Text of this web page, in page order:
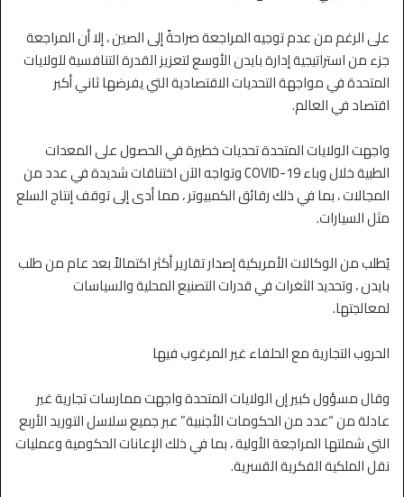
على الرغم من عدم توجيه المراجعة صراحةً إلى الصين ، إلا أن المراجعة
جزء من استراتيجية إدارة بايدن الأوسع لتعزيز القدرة التنافسية للولايات
المتحدة في مواجهة التحديات الاقتصادية التي يفرضها ثاني أكبر
اقتصاد في العالم.
واجهت الولايات المتحدة تحديات خطيرة في الحصول على المعدات
الطبية خلال وباء COVID-19 وتواجه الآن اختناقات شديدة في عدد من
المجالات ، بما في ذلك رقائق الكمبيوتر ، مما أدى إلى توقف إنتاج السلع
مثل السيارات.
يُطلب من الوكالات الأمريكية إصدار تقارير أكثر اكتمالاً بعد عام من طلب
بايدن ، وتحديد الثغرات في قدرات التصنيع المحلية والسياسات
لمعالجتها.
الحروب التجارية مع الحلفاء غير المرغوب فيها
وقال مسؤول كبير إن الولايات المتحدة واجهت ممارسات تجارية غير
عادلة من “عدد من الحكومات الأجنبية” عبر جميع سلاسل التوريد الأربع
التي شملتها المراجعة الأولية ، بما في ذلك الإعانات الحكومية وعمليات
نقل الملكية الفكرية القسرية.